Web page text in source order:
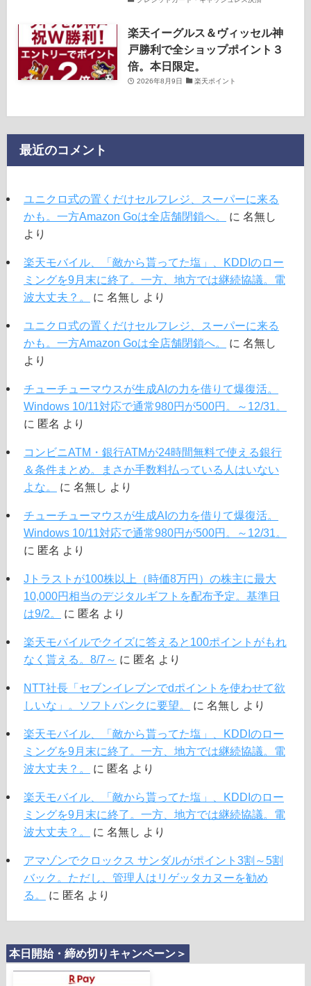
楽天イーグルス＆ヴィッセル神
戸勝利で全ショップポイント３
倍。本日限定。
2026年8月9日 楽天ポイント
最近のコメント
ユニクロ式の置くだけセルフレジ、スーパーに来る
かも。一方Amazon Goは全店舗閉鎖へ。
に 名無し
より
楽天モバイル、「敵から貰ってた塩」、KDDIのロー
ミングを9月末に終了。一方、地方では継続協議。電
波大丈夫？。
に 名無し より
ユニクロ式の置くだけセルフレジ、スーパーに来る
かも。一方Amazon Goは全店舗閉鎖へ。
に 名無し
より
チューチューマウスが生成AIの力を借りて爆復活。
Windows 10/11対応で通常980円が500円。～12/31。
に 匿名 より
コンビニATM・銀行ATMが24時間無料で使える銀行
＆条件まとめ。まさか手数料払っている人はいない
よな。
に 名無し より
チューチューマウスが生成AIの力を借りて爆復活。
Windows 10/11対応で通常980円が500円。～12/31。
に 匿名 より
Jトラストが100株以上（時価8万円）の株主に最大
10,000円相当のデジタルギフトを配布予定。基準日
は9/2。
に 匿名 より
楽天モバイルでクイズに答えると100ポイントがもれ
なく貰える。8/7～ に 匿名 より
NTT社長「セブンイレブンでdポイントを使わせて欲
しいな」。ソフトバンクに要望。
に 名無し より
楽天モバイル、「敵から貰ってた塩」、KDDIのロー
ミングを9月末に終了。一方、地方では継続協議。電
波大丈夫？。
に 匿名 より
楽天モバイル、「敵から貰ってた塩」、KDDIのロー
ミングを9月末に終了。一方、地方では継続協議。電
波大丈夫？。
に 名無し より
アマゾンでクロックス サンダルがポイント3割～5割
バック。ただし、管理人はリゲッタカヌーを勧め
る。
に 匿名 より
本日開始・締め切りキャンペーン＞